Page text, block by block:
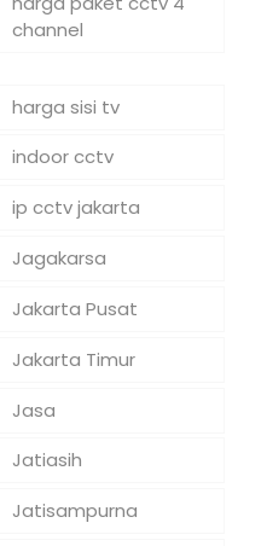
channel
harga sisi tv
indoor cctv
ip cctv jakarta
Jagakarsa
Jakarta Pusat
Jakarta Timur
Jasa
Jatiasih
Jatisampurna